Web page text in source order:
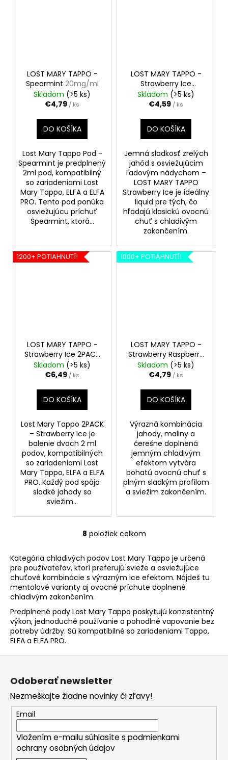
LOST MARY TAPPO -
Spearmint 20mg/ml
Skladom (>5 ks)
€4,79 / ks
DO KOŠÍKA
Lost Mary Tappo Pod -
Spearmint je predplnený
2ml pod, kompatibilný
so zariadeniami Lost
Mary Tappo, ELFA a ELFA
PRO. Tento pod ponúka
osviežujúcu príchuť
Spearmint, ktorá...
LOST MARY TAPPO -
Strawberry Ice
20mg/ml
Skladom (>5 ks)
€4,59 / ks
DO KOŠÍKA
Jemná sladkosť zrelých
jahôd s osviežujúcim
ľadovým nádychom –
LOST MARY TAPPO
Strawberry Ice je ideálny
liquid pre tých, čo
hľadajú klasickú ovocnú
chuť s chladivým
zakončením.
1200+ POTIAHNUTÍ!
LOST MARY TAPPO -
Strawberry Ice 2PACK
20mg/ml
Skladom (>5 ks)
€6,49 / ks
DO KOŠÍKA
Lost Mary Tappo 2PACK
– Strawberry Ice je
balenie dvoch 2 ml
podov, kompatibilných
so zariadeniami Lost
Mary Tappo, ELFA a ELFA
PRO. Každý pod spája
sladké jahody so
sviežim...
1000+ POTIAHNUTÍ!
LOST MARY TAPPO -
Strawberry Raspberry
Cherry Ice 20mg/ml
Skladom (>5 ks)
€4,79 / ks
DO KOŠÍKA
Výrazná kombinácia
jahody, maliny a
čerešne doplnená
jemným chladivým
efektom vytvára
bohatú ovocnú chuť s
plným sladkým profilom
a sviežim zakončením.
O
l
á
d
a
i
e
v
ý
p
i
s
u
8 položiek celkom
Kategória chladivých podov Lost Mary Tappo je určená
pre používateľov, ktorí preferujú svieže a osviežujúce
chuťové kombinácie s výrazným ice efektom. Nájdeš tu
mentolové varianty aj ovocné príchute doplnené
chladivým zakončením.
Predplnené pody Lost Mary Tappo poskytujú konzistentný
výkon, jednoduché používanie a pohodlné vapovanie bez
potreby údržby. Sú kompatibilné so zariadeniami Tappo,
ELFA a ELFA PRO.
Odoberať newsletter
Nezmeškajte žiadne novinky či zľavy!
Email
Vložením e-mailu súhlasíte s podmienkami
ochrany osobných údajov